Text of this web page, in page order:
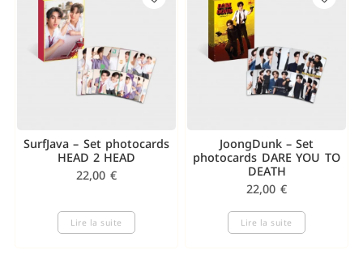
SurfJava – Set photocards
HEAD 2 HEAD
22,00 €
Lire la suite
JoongDunk – Set
photocards DARE YOU TO
DEATH
22,00 €
Lire la suite